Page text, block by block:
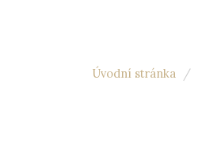
Úvodní stránka